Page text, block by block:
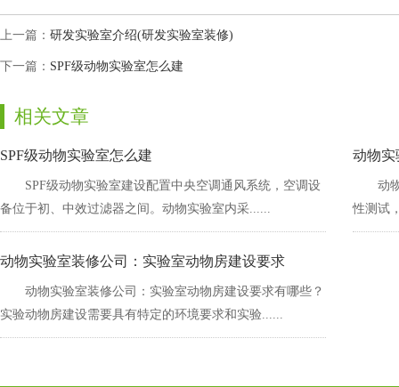
上一篇： 研发实验室介绍(研发实验室装修)
下一篇： SPF级动物实验室怎么建
相关文章
SPF级动物实验室怎么建
SPF级动物实验室建设配置中央空调通风系统，空调设
备位于初、中效过滤器之间。动物实验室内采......
动物实
动
性测试
动物实验室装修公司：实验室动物房建设要求
动物实验室装修公司：实验室动物房建设要求有哪些？
实验动物房建设需要具有特定的环境要求和实验......